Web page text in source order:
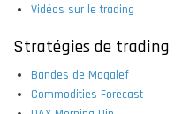
Vidéos sur le trading
Stratégies de trading
Bandes de Mogalef
Commodities Forecast